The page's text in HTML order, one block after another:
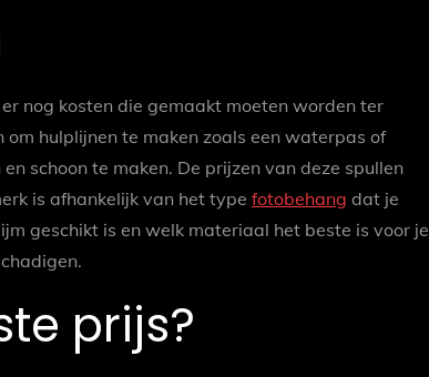
nog kosten die gemaakt moeten worden ter
hulplijnen te maken zoals een waterpas of
schoon te maken. De prijzen van deze spullen
is afhankelijk van het type fotobehang dat je
geschikt is en welk materiaal het beste is voor je
prijs?